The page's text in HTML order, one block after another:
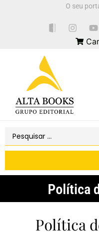
O seu
Política
Política